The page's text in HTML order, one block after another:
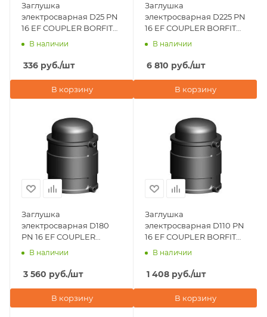
Заглушка
электросварная D25 PN
16 EF COUPLER BORFIT
(Турция)
В наличии
336 руб./шт
В корзину
Заглушка
электросварная D225 PN
16 EF COUPLER BORFIT
(Турция)
В наличии
6 810 руб./шт
В корзину
Заглушка
электросварная D180
PN 16 EF COUPLER
BORFIT (Турция)
В наличии
3 560 руб./шт
В корзину
Заглушка
электросварная D110 PN
16 EF COUPLER BORFIT
(Турция)
В наличии
1 408 руб./шт
В корзину